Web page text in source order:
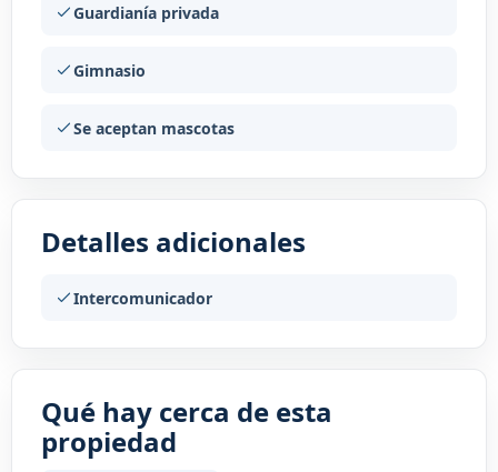
Guardianía privada
Gimnasio
Se aceptan mascotas
Detalles adicionales
Intercomunicador
Qué hay cerca de esta
propiedad